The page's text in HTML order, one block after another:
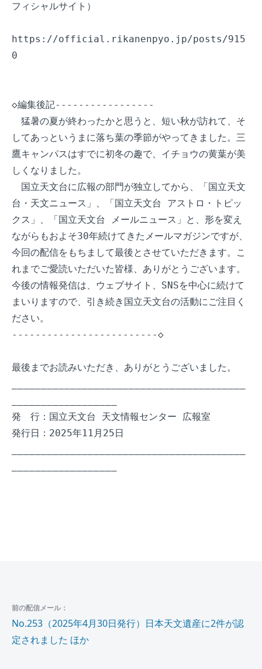
フィシャルサイト）
https://official.rikanenpyo.jp/posts/915
0
◇編集後記-----------------
猛暑の夏が終わったかと思うと、短い秋が訪れて、そ
してあっというまに落ち葉の季節がやってきました。三
鷹キャンパスはすでに初冬の趣で、イチョウの黄葉が美
しくなりました。
国立天文台に広報の部門が独立してから、「国立天文
台・天文ニュース」、「国立天文台 アストロ・トピッ
クス」、「国立天文台 メールニュース」と、形を変え
ながらもおよそ30年続けてきたメールマガジンですが、
今回の配信をもちまして最後とさせていただきます。こ
れまでご愛読いただいた皆様、ありがとうございます。
今後の情報発信は、ウェブサイト、SNSを中心に続けて
まいりますので、引き続き国立天文台の活動にご注目く
ださい。
-------------------------◇
最後までお読みいただき、ありがとうございました。
発　行：国立天文台 天文情報センター 広報室
発行日：2025年11月25日
前の配信メール：
No.253（2025年4月30日発行）日本天文遺産に2件が認
定されました ほか